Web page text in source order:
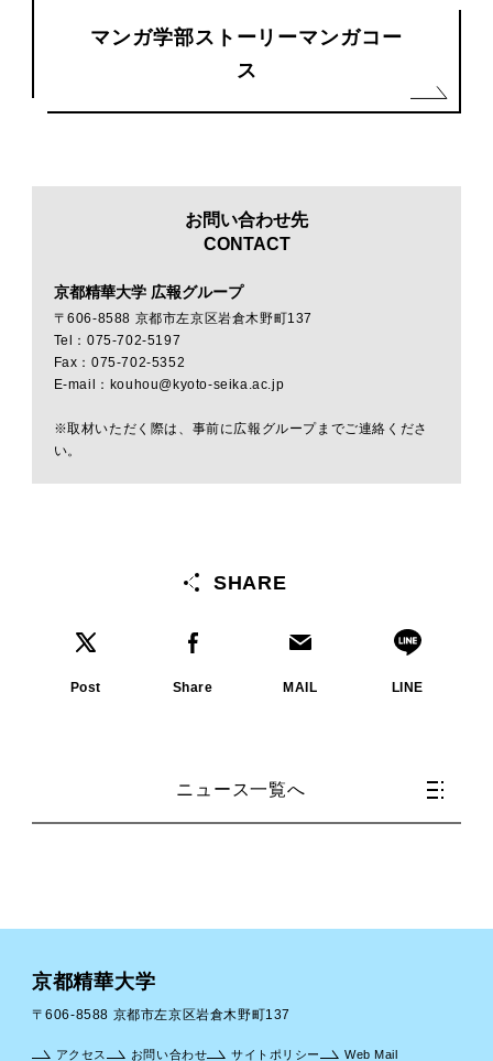
マンガ学部ストーリーマンガコー
ス
お問い合わせ先
CONTACT
京都精華大学 広報グループ
〒606-8588 京都市左京区岩倉木野町137
Tel：075-702-5197
Fax：075-702-5352
E-mail：kouhou@kyoto-seika.ac.jp
※取材いただく際は、事前に広報グループまでご連絡くださ
い。
SHARE
Post Share MAIL LINE
ニュース一覧へ
京都精華大学
〒606-8588 京都市左京区岩倉木野町137
アクセス お問い合わせ サイトポリシー Web Mail